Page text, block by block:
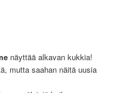
näyttää alkavan kukkia!
mutta saahan näitä uusia